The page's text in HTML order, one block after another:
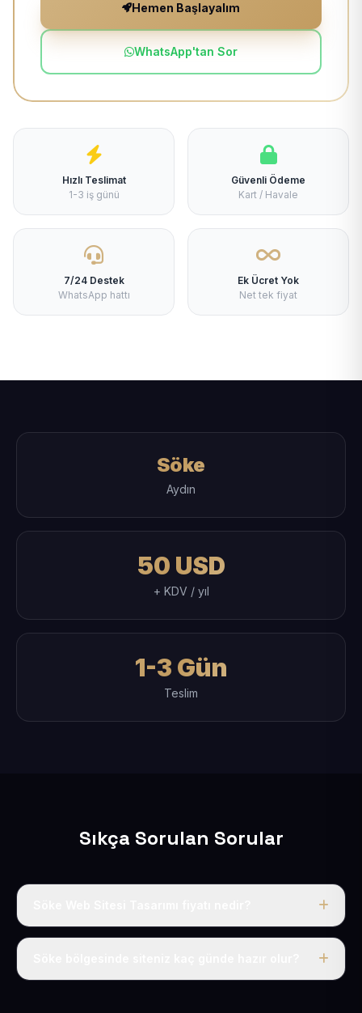
Hemen Başlayalım
WhatsApp'tan Sor
Hızlı Teslimat
1-3 iş günü
Güvenli Ödeme
Kart / Havale
7/24 Destek
WhatsApp hattı
Ek Ücret Yok
Net tek fiyat
Söke
Aydın
50 USD
+ KDV / yıl
1-3 Gün
Teslim
Sıkça Sorulan Sorular
Tek fiyat uygulanır: yıllık 50 USD + KDV. Bu bedele alan